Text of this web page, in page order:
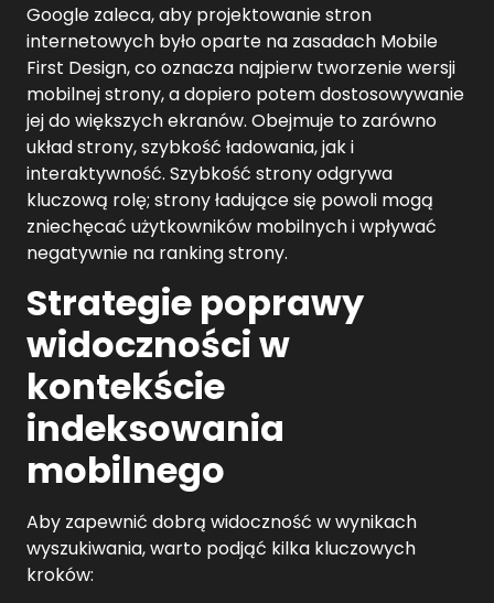
Google zaleca, aby projektowanie stron
internetowych było oparte na zasadach Mobile
First Design, co oznacza najpierw tworzenie wersji
mobilnej strony, a dopiero potem dostosowywanie
jej do większych ekranów. Obejmuje to zarówno
układ strony, szybkość ładowania, jak i
interaktywność. Szybkość strony odgrywa
kluczową rolę; strony ładujące się powoli mogą
zniechęcać użytkowników mobilnych i wpływać
negatywnie na ranking strony.
Strategie poprawy
widoczności w
kontekście
indeksowania
mobilnego
Aby zapewnić dobrą widoczność w wynikach
wyszukiwania, warto podjąć kilka kluczowych
kroków: